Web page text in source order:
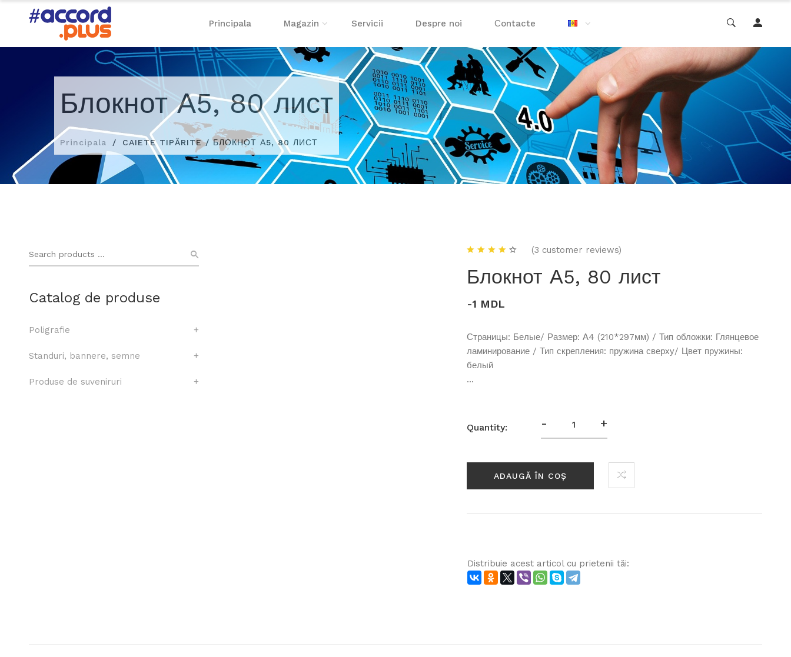
Principala Magazin Servicii Despre noi Сontacte
Блокнот А5, 80 лист
Principala CAIETE TIPĂRITE / БЛОКНОТ А5, 80 ЛИСТ
Catalog de produse
Poligrafie +
Standuri, bannere, semne +
Produse de suveniruri +
(3 customer reviews)
Блокнот А5, 80 лист
-1 MDL
Страницы: Белые/ Размер: А4 (210*297мм) / Тип обложки: Глянцевое
ламинирование / Тип скрепления: пружина сверху/ Цвет пружины:
белый
...
Quantity: - +
ADAUGĂ ÎN COȘ
Distribuie acest articol cu ​​prietenii tăi: